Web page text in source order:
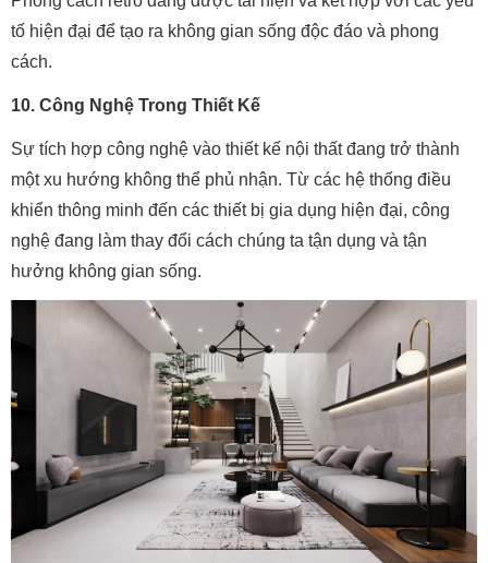
tố hiện đại để tạo ra không gian sống độc đáo và phong
cách.
10. Công Nghệ Trong Thiết Kế
Sự tích hợp công nghệ vào thiết kế nội thất đang trở thành
một xu hướng không thể phủ nhận. Từ các hệ thống điều
khiển thông minh đến các thiết bị gia dụng hiện đại, công
nghệ đang làm thay đổi cách chúng ta tận dụng và tận
hưởng không gian sống.